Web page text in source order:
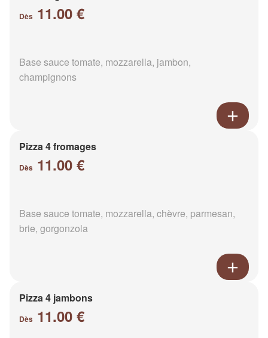
Dès 11.00 €
Base sauce tomate, mozzarella, jambon,
champignons
Pizza 4 fromages
Dès 11.00 €
Base sauce tomate, mozzarella, chèvre, parmesan,
brie, gorgonzola
Pizza 4 jambons
Dès 11.00 €